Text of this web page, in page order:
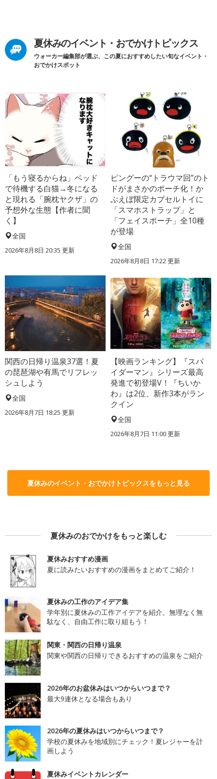
夏休みのイベント・おでかけトピックス
ウォーカー編集部が選ぶ、この夏におすすめしたい旬なイベント・
おでかけスポット
「もう寝るからね」ベッド
で待機する白猫→冬になる
と現れる「腕枕ヤクザ」の
予想外な生態【作者に聞
く】
全国
2026年8月8日 20:35 更新
ピングーの“トラウマ回”のト
ドがまさかのポーチ化！か
ぷえぼ限定カプセルトイに
「スマホストラップ」と
「フェイスポーチ」全10種
が登場
全国
2026年8月8日 17:22更新
関西の日帰り温泉37選！夏
の琵琶湖や有馬でリフレッ
シュしよう
全国
2026年8月7日 18:25 更新
【映画ランキング】『スパ
イダーマン』シリーズ最高
発進で初登場V！『ちいか
わ』は2位、新作3本がラン
クイン
全国
2026年8月7日 11:00更新
夏休みのイベント・おでかけトピックスをもっと見る
夏休みのおでかけをもっと楽しむ
夏休みおすすめ漫画
夏に読みたいおすすめの漫画をまとめてご紹介！
夏休みの工作のアイデア集
学年別に夏休みの工作アイデアを紹介。無理なく無
駄なく、自由工作に取り組もう！
関東・関西の日帰り温泉
関東や関西の日帰りできるおすすめの温泉をご紹介
2026年のお盆休みはいつからいつまで？
最大9連休となる場合もあり
2026年の夏休みはいつからいつまで？
学校の夏休みを地域別にチェック！夏レジャーを計
画しよう
夏休みイベントカレンダー